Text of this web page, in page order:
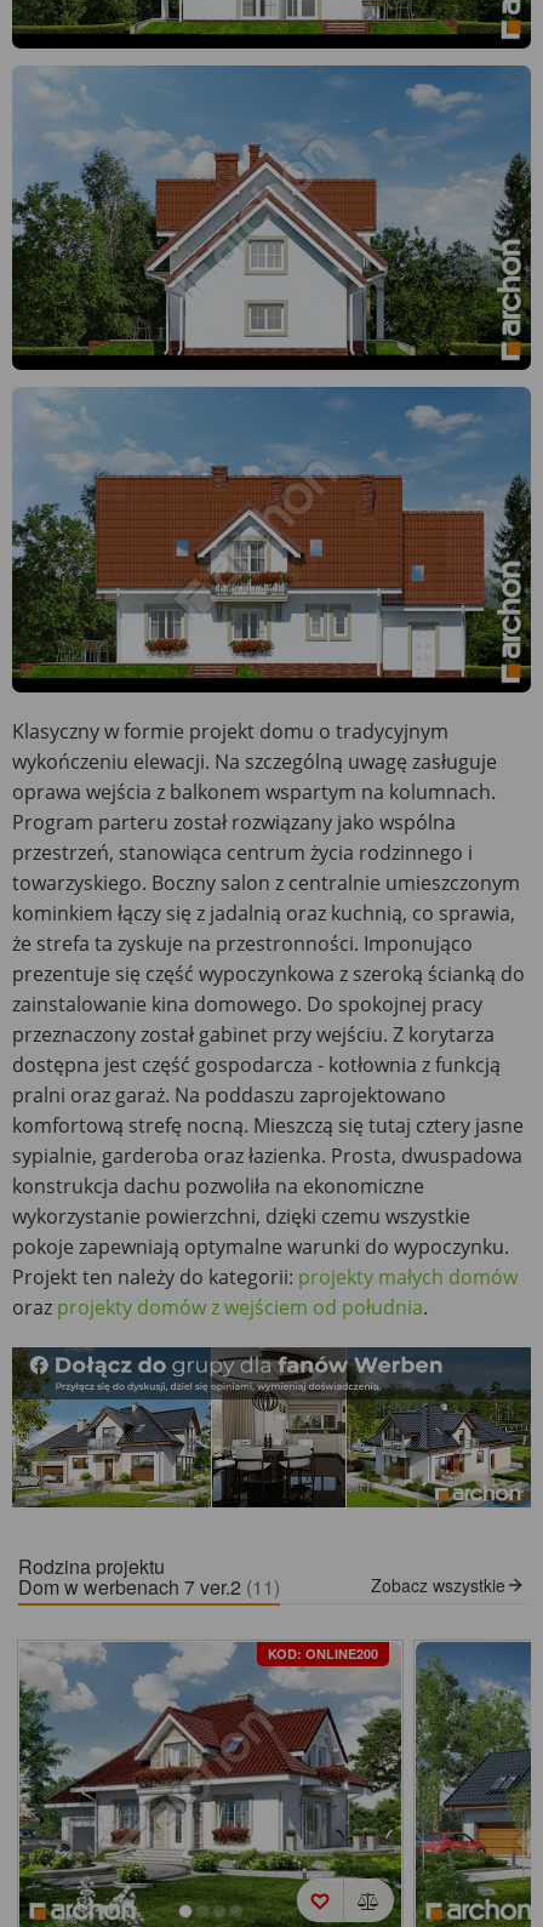
Klasyczny w formie projekt domu o tradycyjnym
wykończeniu elewacji. Na szczególną uwagę zasługuje
oprawa wejścia z balkonem wspartym na kolumnach.
Program parteru został rozwiązany jako wspólna
przestrzeń, stanowiąca centrum życia rodzinnego i
towarzyskiego. Boczny salon z centralnie umieszczonym
kominkiem łączy się z jadalnią oraz kuchnią, co sprawia,
że strefa ta zyskuje na przestronności. Imponująco
prezentuje się część wypoczynkowa z szeroką ścianką do
zainstalowanie kina domowego. Do spokojnej pracy
przeznaczony został gabinet przy wejściu. Z korytarza
dostępna jest część gospodarcza - kotłownia z funkcją
pralni oraz garaż. Na poddaszu zaprojektowano
komfortową strefę nocną. Mieszczą się tutaj cztery jasne
sypialnie, garderoba oraz łazienka. Prosta, dwuspadowa
konstrukcja dachu pozwoliła na ekonomiczne
wykorzystanie powierzchni, dzięki czemu wszystkie
pokoje zapewniają optymalne warunki do wypoczynku.
Projekt ten należy do kategorii: projekty małych domów
oraz projekty domów z wejściem od południa.
Rodzina projektu
Dom w werbenach 7 ver.2 (11) Zobacz wszystkie
KOD: ONLINE200